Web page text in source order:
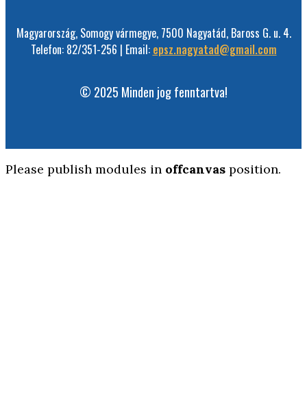
Magyarország, Somogy vármegye, 7500 Nagyatád, Baross G. u. 4.
Telefon: 82/351-256 | Email: epsz.nagyatad@gmail.com
© 2025 Minden jog fenntartva!
Please publish modules in offcanvas position.